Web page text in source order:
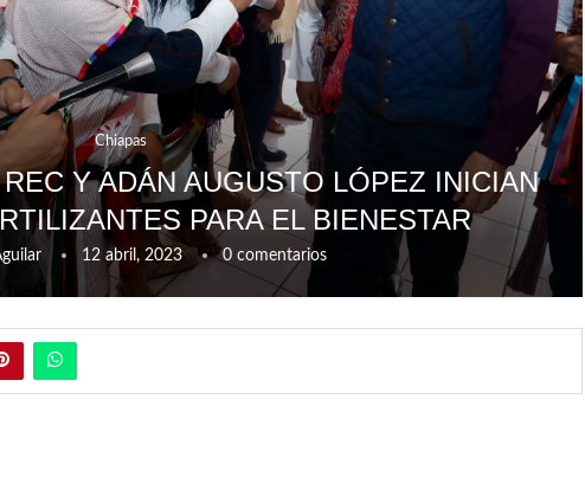
Chiapas
Y ADÁN AUGUSTO LÓPEZ INICIAN
PARA EL BIENESTAR
12 abril, 2023 0 comentarios